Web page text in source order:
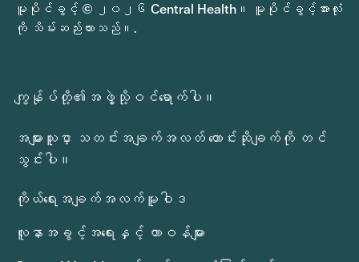
မူပိုင်ခွင့် © ၂၀၂၆ Central Health။ မူပိုင်ခွင့်အားလုံး
ကို သိမ်းဆည်းထားသည်။.
ကျွန်ုပ်တို့၏အဖွဲ့သို့ဝင်ရောက်ပါ။
အများသူငှာ သတင်းအချက်အလတ် တောင်းဆိုချက်ကို တင်
သွင်းပါ။
ကိုယ်ရေးအချက်အလက်မူဝါဒ
လူနာအခွင့်အရေးနှင့် တာဝန်များ